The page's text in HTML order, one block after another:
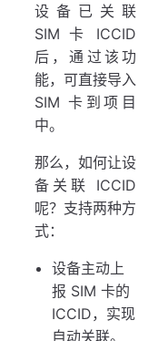
设备已关联
SIM 卡 ICCID
后，通过该功
能，可直接导入
SIM 卡到项目
中。
那么，如何让设
备关联 ICCID
呢？支持两种方
式：
设备主动上
报 SIM 卡的
ICCID，实现
自动关联。